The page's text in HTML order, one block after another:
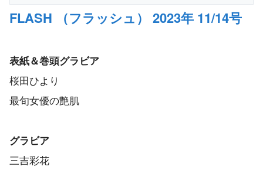
FLASH （フラッシュ） 2023年 11/14号
表紙＆巻頭グラビア
桜田ひより
最旬女優の艶肌
グラビア
三吉彩花